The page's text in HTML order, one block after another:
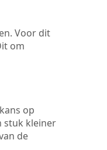
Voor dit
om
op
stuk kleiner
de